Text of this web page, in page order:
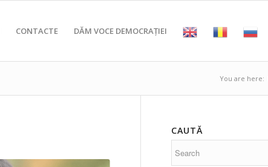
CONTACTE DĂM VOCE DEMOCRAȚIEI
You are here:
CAUTĂ